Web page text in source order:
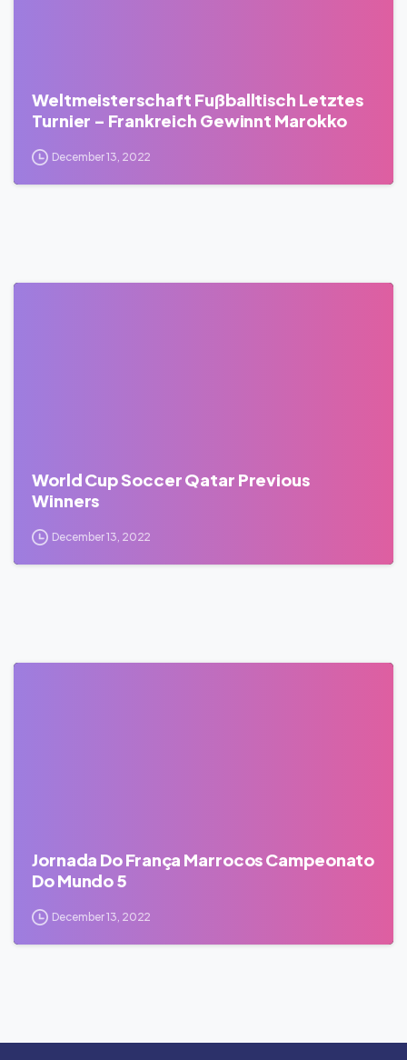
Weltmeisterschaft Fußballtisch Letztes
Turnier – Frankreich Gewinnt Marokko
December 13, 2022
World Cup Soccer Qatar Previous
Winners
December 13, 2022
Jornada Do França Marrocos Campeonato
Do Mundo 5
December 13, 2022